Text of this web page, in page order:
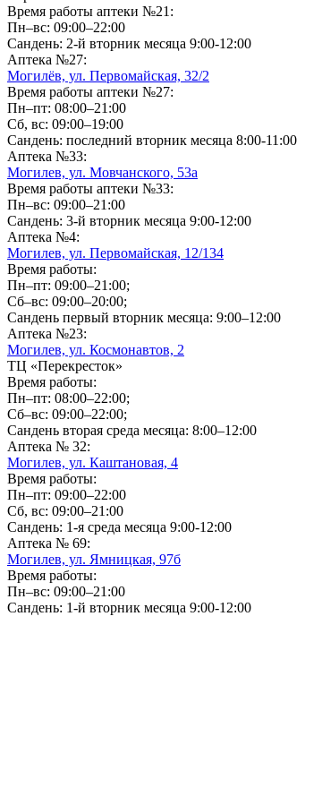
Время работы аптеки №21:
Пн–вс: 09:00–22:00
Сандень: 2-й вторник месяца 9:00-12:00
Аптека №27:
Могилёв, ул. Первомайская, 32/2
Время работы аптеки №27:
Пн–пт: 08:00–21:00
Сб, вс: 09:00–19:00
Сандень: последний вторник месяца 8:00-11:00
Аптека №33:
Могилев, ул. Мовчанского, 53а
Время работы аптеки №33:
Пн–вс: 09:00–21:00
Сандень: 3-й вторник месяца 9:00-12:00
Аптека №4:
Могилев, ул. Первомайская, 12/134
Время работы:
Пн–пт: 09:00–21:00;
Сб–вс: 09:00–20:00;
Сандень первый вторник месяца: 9:00–12:00
Аптека №23:
Могилев, ул. Космонавтов, 2
ТЦ «Перекресток»
Время работы:
Пн–пт: 08:00–22:00;
Сб–вс: 09:00–22:00;
Сандень вторая среда месяца: 8:00–12:00
Аптека № 32:
Могилев, ул. Каштановая, 4
Время работы:
Пн–пт: 09:00–22:00
Сб, вс: 09:00–21:00
Сандень: 1-я среда месяца 9:00-12:00
Аптека № 69:
Могилев, ул. Ямницкая, 97б
Время работы:
Пн–вс: 09:00–21:00
Сандень: 1-й вторник месяца 9:00-12:00